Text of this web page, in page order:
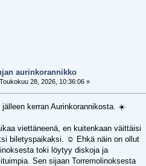
aurinkorannikko
Toukokuu 28, 2026, 10:36:06 »
kerran Aurinkorannikosta. ☀️
viettäneenä, en kuitenkaan väittäisi
biletyspaikaksi. ☺️ Ehkä näin on ollut
toki löytyy diskoja ja
Sen sijaan Torremolinoksesta